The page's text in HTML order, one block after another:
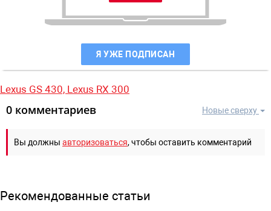
Я УЖЕ ПОДПИСАН
Lexus GS 430, Lexus RX 300
Новые сверху
0 комментариев
Вы должны авторизоваться, чтобы оставить комментарий
Рекомендованные статьи